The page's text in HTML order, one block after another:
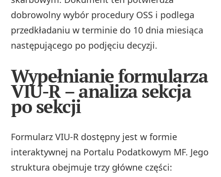
dobrowolny wybór procedury OSS i podlega
przedkładaniu w terminie do 10 dnia miesiąca
następującego po podjęciu decyzji.
Wypełnianie formularza
VIU-R – analiza sekcja
po sekcji
Formularz VIU-R dostępny jest w formie
interaktywnej na Portalu Podatkowym MF. Jego
struktura obejmuje trzy główne części: